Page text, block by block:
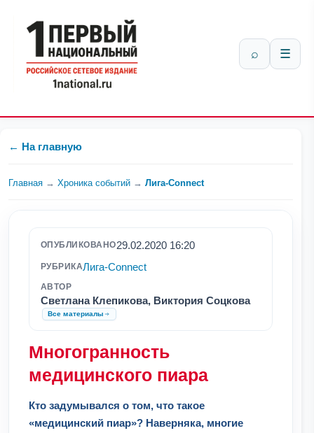
⌕ ☰
← На главную
Главная → Хроника событий → Лига-Connect
ОПУБЛИКОВАНО29.02.2020 16:20
РУБРИКАЛига-Connect
АВТОР
Светлана Клепикова, Виктория Соцкова
Все материалы
Многогранность
медицинского пиара
Кто задумывался о том, что такое
«медицинский пиар»? Наверняка, многие